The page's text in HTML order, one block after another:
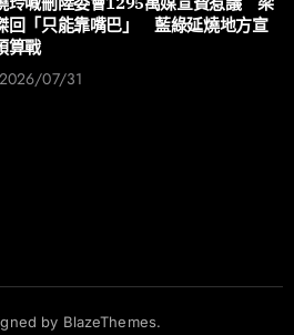
回「只能靠嘴巴」 藍綠延燒地方宣
算戰
2026/07/31
by BlazeThemes.